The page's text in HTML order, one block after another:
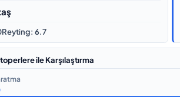
Reyting: 6.7
ile Karşılaştırma